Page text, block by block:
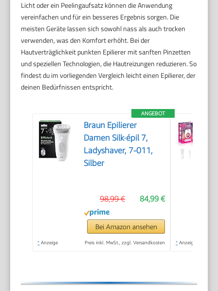
Licht oder ein Peelingaufsatz können die Anwendung
vereinfachen und für ein besseres Ergebnis sorgen. Die
meisten Geräte lassen sich sowohl nass als auch trocken
verwenden, was den Komfort erhöht. Bei der
Hautverträglichkeit punkten Epilierer mit sanften Pinzetten
und speziellen Technologien, die Hautreizungen reduzieren. So
findest du im vorliegenden Vergleich leicht einen Epilierer, der
deinen Bedürfnissen entspricht.
ANGEBOT
Braun Epilierer
Damen Silk·épil 7,
Ladyshaver, 7-011,
Silber
84,99 €
98,99 €
Bei Amazon ansehen
* Anzeige Preis inkl. MwSt., zzgl. Versandkosten * Anzeige